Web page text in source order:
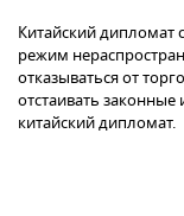
Китайский дипломат
режим
отказываться от
отстаивать
китайский дипломат.